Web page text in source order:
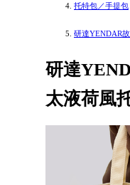
托特包／手提包
研達YENDAR
研達
太液荷風